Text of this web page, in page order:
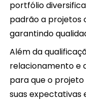
portfólio
padrão a projetos
garantindo
Além da
relacionamento e
para que o
suas expectativas